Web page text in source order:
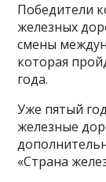
Победители
железных
смены
которая
года.
Уже пятый
железные
«Страна